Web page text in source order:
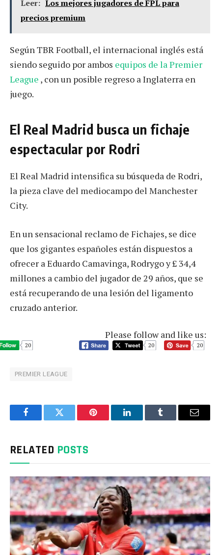
Leer: Los mejores jugadores de FPL para
precios premium
Según TBR Football, el internacional inglés está
siendo seguido por ambos equipos de la Premier
League , con un posible regreso a Inglaterra en
juego.
El Real Madrid busca un fichaje
espectacular por Rodri
El Real Madrid intensifica su búsqueda de Rodri,
la pieza clave del mediocampo del Manchester
City.
En un sensacional reclamo de Fichajes, se dice
que los gigantes españoles están dispuestos a
ofrecer a Eduardo Camavinga, Rodrygo y £ 34,4
millones a cambio del jugador de 29 años, que se
está recuperando de una lesión del ligamento
cruzado anterior.
Please follow and like us:
20 20 20
PREMIER LEAGUE
FacebookTwitter Pinterest LinkedInTumblr Email
RELATED POSTS